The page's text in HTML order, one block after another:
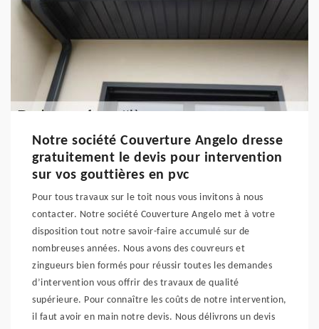
Notre société Couverture Angelo dresse
gratuitement le devis pour intervention
sur vos gouttières en pvc
Pour tous travaux sur le toit nous vous invitons à nous
contacter. Notre société Couverture Angelo met à votre
disposition tout notre savoir-faire accumulé sur de
nombreuses années. Nous avons des couvreurs et
zingueurs bien formés pour réussir toutes les demandes
d’intervention vous offrir des travaux de qualité
supérieure. Pour connaître les coûts de notre intervention,
il faut avoir en main notre devis. Nous délivrons un devis